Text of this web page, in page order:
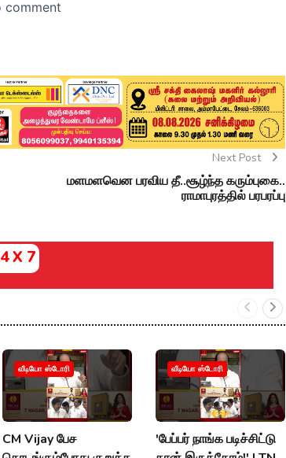
Next Post
மளமளவென பரவிய தீ..சூழ்ந்த கரும்புகை..
ராமாபுரத்தில் பரபரப்பு
X 7
வீடியோ ஸ்டோரி
CM Vijay பேச
வீடியோ ஸ்டோரி
'பேப்பர் நாங்க படிச்சிட்டு